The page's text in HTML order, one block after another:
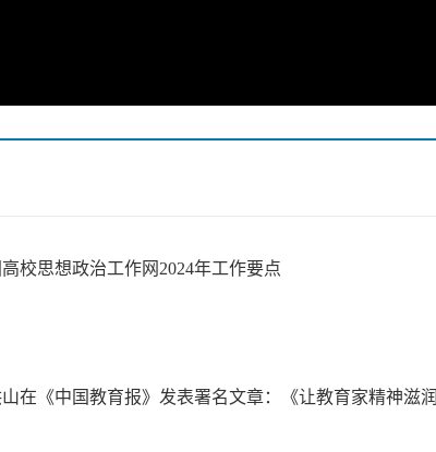
校思想政治工作网2024年工作要点
在《中国教育报》发表署名文章：《让教育家精神滋